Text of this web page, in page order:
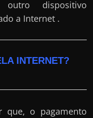
dispositivo
a Internet .
INTERNET?
que, o pagamento